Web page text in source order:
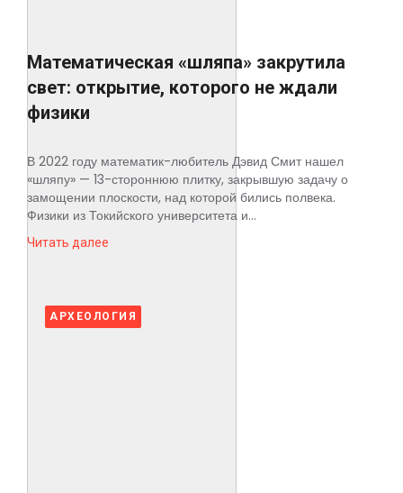
Математическая «шляпа» закрутила
свет: открытие, которого не ждали
физики
В 2022 году математик-любитель Дэвид Смит нашел
«шляпу» — 13-стороннюю плитку, закрывшую задачу о
замощении плоскости, над которой бились полвека.
Физики из Токийского университета и...
Читать далее
АРХЕОЛОГИЯ